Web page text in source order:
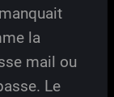
la
mail ou
Le